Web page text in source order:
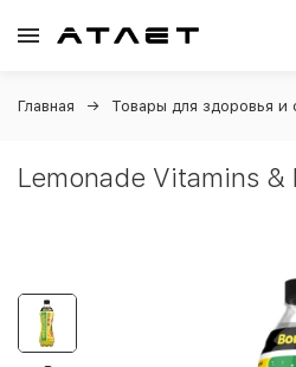
Главная Товары для здоровья и
Lemonade Vitamins &